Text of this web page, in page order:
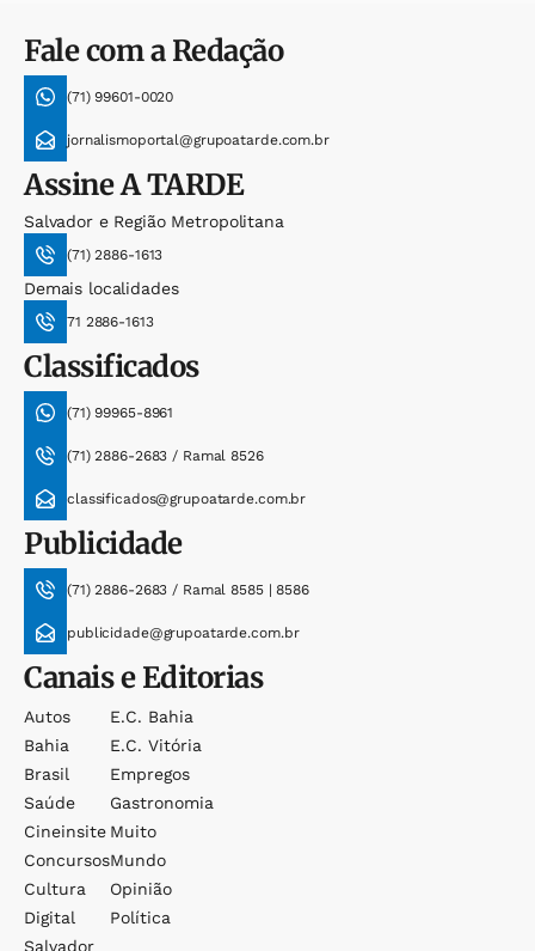
Fale com a Redação
(71) 99601-0020
jornalismoportal@grupoatarde.com.br
AssineA TARDE
Salvador e Região Metropolitana
(71) 2886-1613
Demais localidades
71 2886-1613
Classificados
(71) 99965-8961
(71) 2886-2683 / Ramal 8526
classificados@grupoatarde.com.br
Publicidade
(71) 2886-2683 / Ramal 8585 | 8586
publicidade@grupoatarde.com.br
Canais e Editorias
Autos
Bahia
Brasil
Saúde
Cineinsite
Concursos
Cultura
Digital
Salvador
E.c. Bahia
E.c. Vitória
Empregos
Gastronomia
Muito
Mundo
Opinião
Política